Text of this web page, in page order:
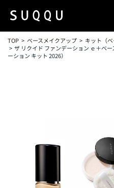
TOP ベースメイクアップ
キット（ベ
ザ リクイド ファンデーション ｅ＋ベ
ーション キット 2026）